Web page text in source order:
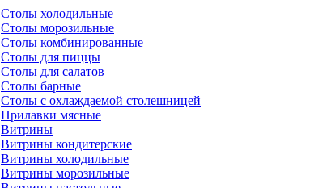
Столы холодильные
Столы морозильные
Столы комбинированные
Столы для пиццы
Столы для салатов
Столы барные
Столы с охлаждаемой столешницей
Прилавки мясные
Витрины
Витрины кондитерские
Витрины холодильные
Витрины морозильные